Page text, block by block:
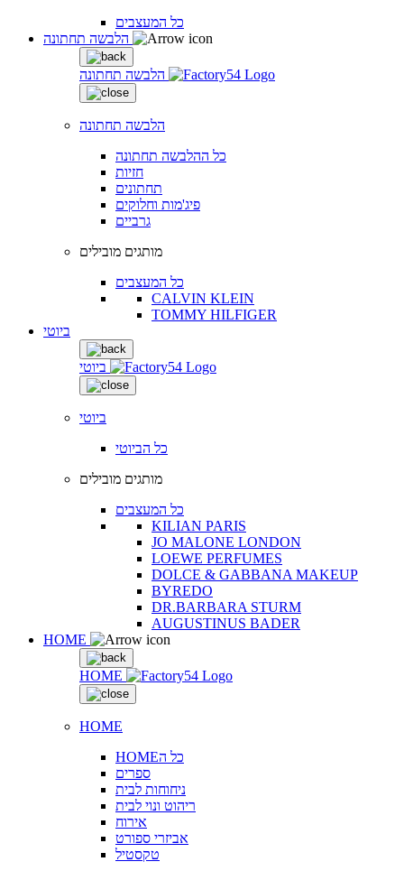
כל המעצבים
הלבשה תחתונה
הלבשה תחתונה
כל ההלבשה תחתונה
חזיות
תחתונים
פיג'מות וחלוקים
גרביים
מותגים מובילים
כל המעצבים
CALVIN KLEIN
TOMMY HILFIGER
ביוטי
ביוטי
ביוטי
כל הביוטי
מותגים מובילים
כל המעצבים
KILIAN PARIS
JO MALONE LONDON
LOEWE PERFUMES
DOLCE & GABBANA MAKEUP
BYREDO
DR.BARBARA STURM
AUGUSTINUS BADER
HOME
HOME
HOME
HOMEכל ה
ספרים
ניחוחות לבית
ריהוט ונוי לבית
אירוח
אביזרי ספורט
טקסטיל